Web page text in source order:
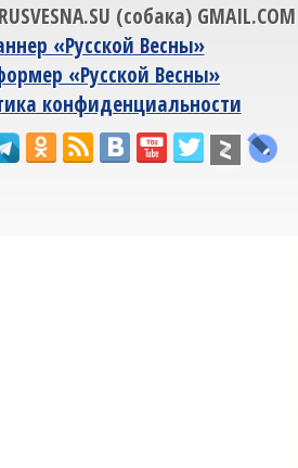
(собака) GMAIL.COM
«Русской Весны»
«Русской Весны»
конфиденциальности